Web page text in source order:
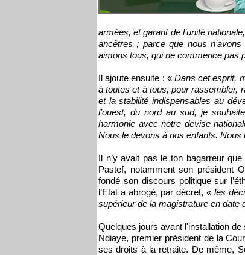
armées, et garant de l’unité
ancêtres ; parce que nous
aimons tous, qui ne commence pas
Il ajoute ensuite : «Dans cet esprit,
à toutes et à tous, pour rassembler,
et la stabilité indispensables au
l’ouest, du nord au sud, je
harmonie avec notre devise
Nous le devons à nos enfants.
Il n’y avait pas le ton bagarreur
Pastef, notamment son président
fondé son discours politique sur
l’Etat a abrogé, par décret, « les
supérieur de la magistrature en date
Quelques jours avant l'installation
Ndiaye, premier président de la
ses droits à la retraite. De même,